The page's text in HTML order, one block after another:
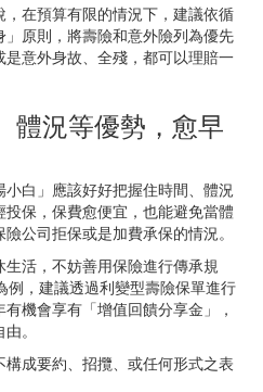
在預算有限的情況下，建議依循
」原則，將壽險和意外險列為優先
意外身故、全殘，都可以理賠一
體況等優勢，愈早
白」應該好好把握住時間、體況
保，保費愈便宜，也能避免當體
公司拒保或是加費承保的情況。
活，不妨善用保險進行傳承規
，建議透過利變型壽險保單進行
機會享有「增值回饋分享金」，
。
成要約、招攬、或任何形式之表